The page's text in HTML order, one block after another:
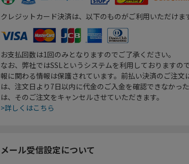
クレジットカード決済は、以下のものがご利用いただけま
お支払回数は1回のみとなりますのでご了承ください。
なお、弊社ではSSLというシステムを利用しておりますの
報に関わる情報は保護されています。前払い決済のご注文
は、注文日より7日以内に代金のご入金を確認できなかっ
は、そのご注文をキャンセルさせていただきます。
>詳しくはこちら
メール受信設定について